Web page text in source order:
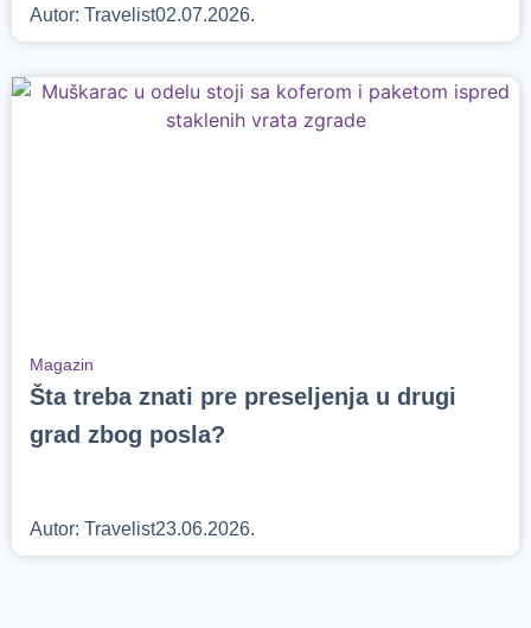
Autor: Travelist02.07.2026.
Magazin
Šta treba znati pre preseljenja u drugi
grad zbog posla?
Autor: Travelist23.06.2026.